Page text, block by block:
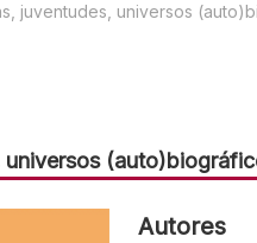
juventudes, universos
Autores